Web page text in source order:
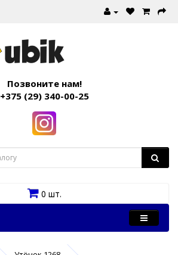
Позвоните нам!
+375 (29) 340-00-25
0 шт.